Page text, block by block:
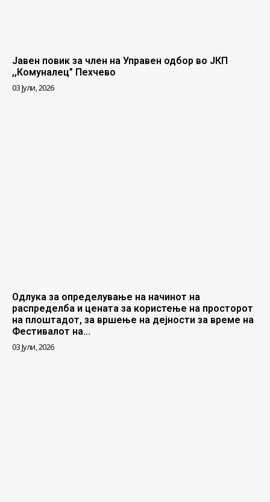
Јавен повик за член на Управен одбор во ЈКП
,,Комуналец” Пехчево
03 Јули, 2026
Одлука за определување на начинот на
распределба и цената за користење на просторот
на плоштадот, за вршење на дејности за време на
Фестивалот на...
03 Јули, 2026